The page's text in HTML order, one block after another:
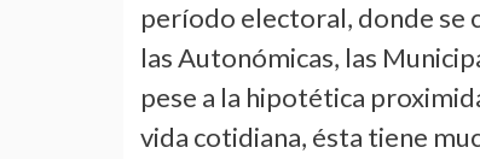
período electoral, donde se
las Autonómicas, las
pese a la hipotética
vida cotidiana, ésta tiene